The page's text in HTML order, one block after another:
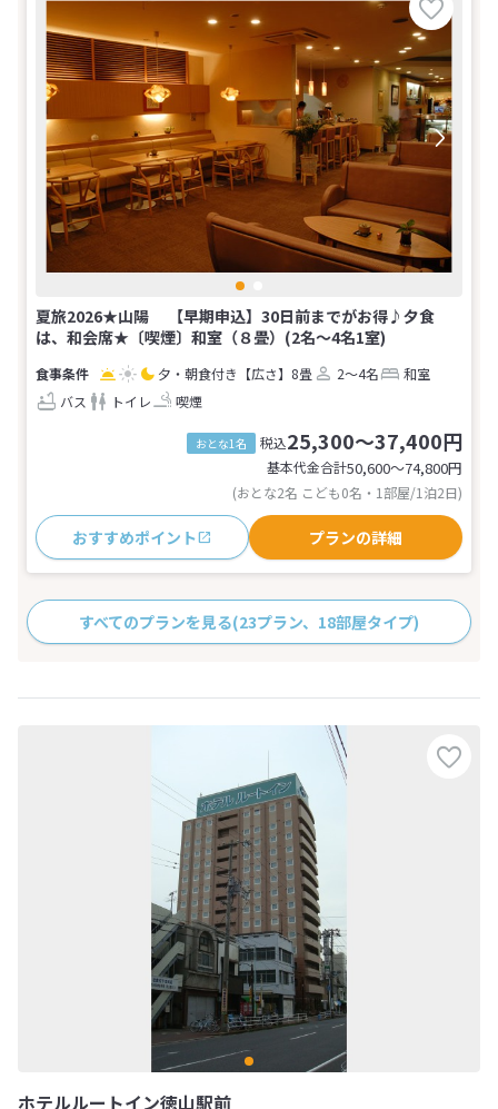
夏旅2026★山陽 【早期申込】30日前までがお得♪夕食
は、和会席★〔喫煙〕和室（８畳）(2名～4名1室)
夕・朝食付き 【広さ】8畳 2～4名
和室
バス
トイレ 喫煙
おとな1名 税込25,300～37,400円
基本代金合計50,600〜74,800円
(おとな2名 こども0名・1部屋/1泊2日)
おすすめポイント プランの詳細
すべてのプランを見る(23プラン、18部屋タイプ)
ホテルルートイン徳山駅前